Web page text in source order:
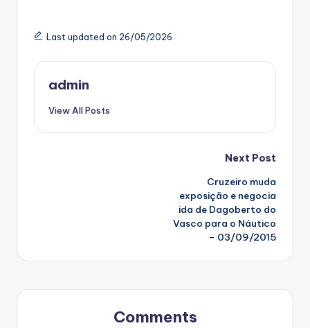
Last updated on 26/05/2026
admin
View All Posts
Next Post
Cruzeiro muda
exposição e negocia
ida de Dagoberto do
Vasco para o Náutico
– 03/09/2015
Comments